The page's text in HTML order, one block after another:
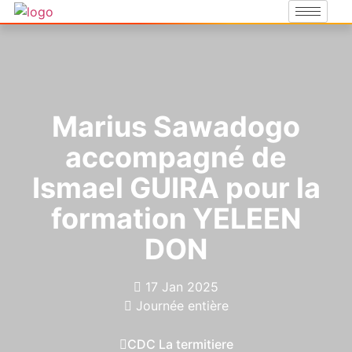
Marius Sawadogo
accompagné de
Ismael GUIRA pour la
formation YELEEN
DON
17 Jan 2025
Journée entière
CDC La termitiere